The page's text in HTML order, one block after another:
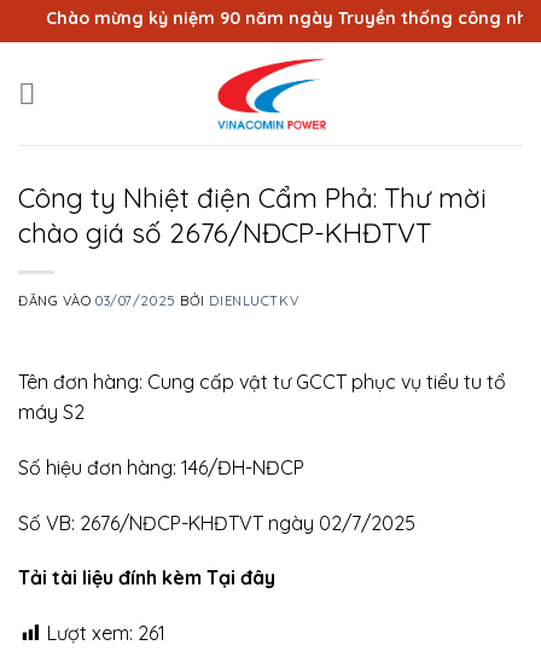
qua
dung
Chào mừng kỷ niệm 90 năm ngày Truyền thống công nhân
Công ty Nhiệt điện Cẩm Phả: Thư mời
chào giá số 2676/NĐCP-KHĐTVT
ĐĂNG VÀO03/07/2025 BỞI DIENLUCTKV
Tên đơn hàng: Cung cấp vật tư GCCT phục vụ tiểu tu tổ
máy S2
Số hiệu đơn hàng: 146/ĐH-NĐCP
Số VB: 2676/NĐCP-KHĐTVT ngày 02/7/2025
Tải tài liệu đính kèm Tại đây
Lượt xem: 261